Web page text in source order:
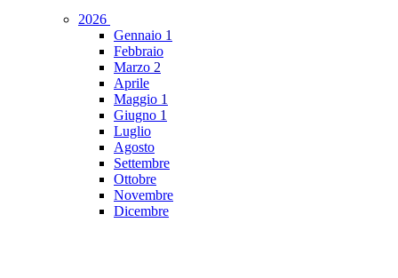
2026
Gennaio 1
Febbraio
Marzo 2
Aprile
Maggio 1
Giugno 1
Luglio
Agosto
Settembre
Ottobre
Novembre
Dicembre